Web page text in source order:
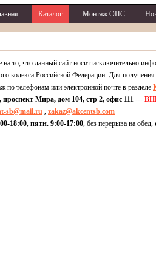
Каталог Монтаж ОПС
то, что данный сайт носит исключительно
кодекса Российской Федерации. Для
по телефонам или электронной почте в разделе
проспект Мира, дом 104, стр 2, офис 111 ---
sb@mail.ru , zakaz@akcentsb.com
18:00, пятн. 9:00-17:00, без перерыва на обед,